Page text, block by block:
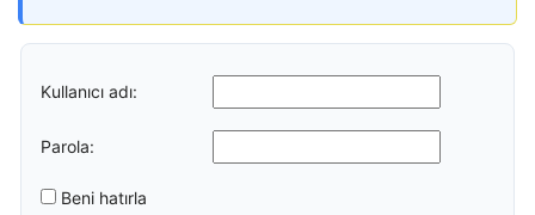
Kullanıcı adı:
Parola:
Beni hatırla